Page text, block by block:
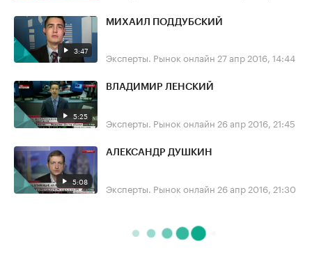
3:47
МИХАИЛ ПОДДУБСКИЙ
Эксперты. Рынок онлайн 27 апр 2016, 14:44
5:25
ВЛАДИМИР ЛЕНСКИЙ
Эксперты. Рынок онлайн 26 апр 2016, 21:45
5:08
АЛЕКСАНДР ДУШКИН
Эксперты. Рынок онлайн 26 апр 2016, 21:30